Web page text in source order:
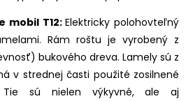
mobil T12:Elektricky polohovteľný
Rám roštu je vyrobený z
bukového dreva. Lamely sú z
v strednej časti použité zosilnené
sú nielen výkyvné, ale aj